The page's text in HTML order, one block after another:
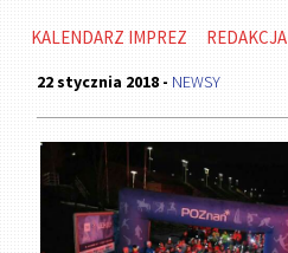
KALENDARZ IMPREZ REDAKCJA
22 stycznia 2018 - NEWSY